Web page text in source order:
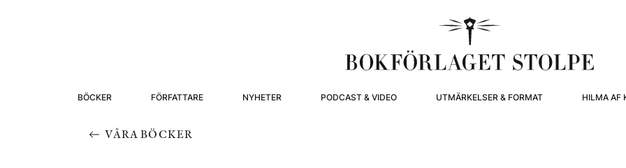
BÖCKER FÖRFATTARE NYHETER PODCAST & VIDEO UTMÄRKELSER & FORMAT HILMA AF
VÅRA BÖCKER